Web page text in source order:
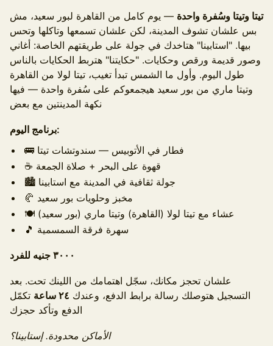
تيتا وتيتا وسُفرة واحدة — يوم كامل من القاهرة لبور سعيد، مش
بس علشان تشوف المدينة، لكن علشان تسمعها وتاكلها وتحس
بيها. "استابينا" هتاخدك في جولة على طريقتهم الخاصة: أغاني
وصور قديمة ورقص وحكايات. "حكايتنا" هتربط الحكايات بالناس
طول اليوم. وأول ما الشمس تبدأ تغيب، تيتا لولا من القاهرة
وتيتا ماري من بور سعيد هيجمعوكم على سُفرة واحدة — فيها
نكهة المدينتين مع بعض
برنامج اليوم:
🚌 فطار في الأتوبيس — سندوتشات تيتا
☕ قهوة على البحر + صلاة الجمعة
🏙️ جولة ثقافية في المدينة مع استابينا
🥐 مخبز وحلويات بور سعيد
🍽️ عشاء مع تيتا لولا (القاهرة) وتيتا ماري (بور سعيد)
🎵 سهرة فرقة السمسمية
٣٠٠٠ جنيه للفرد
علشان تحجز مكانك، سجّل اهتمامك من اللينك تحت. بعد
التسجيل هتوصلك رسالة برابط الدفع، وعندك ٢٤ ساعة
تكمّل
الدفع وتأكد حجزك
الأماكن محدودة. إستابينا؟